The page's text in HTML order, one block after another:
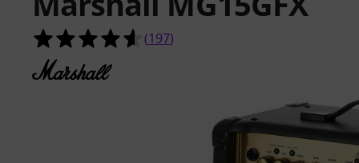
4.6/5 csillag, összesen 197
(197)